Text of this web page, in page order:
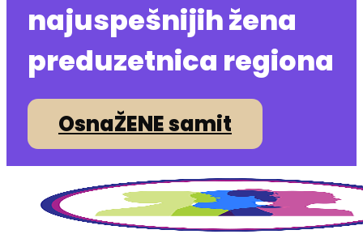
najuspešnijih žena
preduzetnica regiona
OsnaŽENE samit